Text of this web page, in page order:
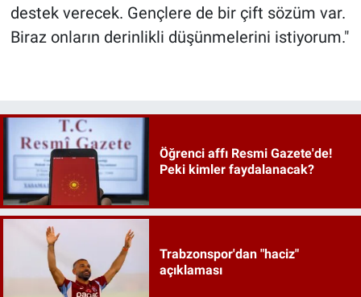
destek verecek. Gençlere de bir çift sözüm var.
Biraz onların derinlikli düşünmelerini istiyorum."
Öğrenci affı Resmi Gazete'de!
Peki kimler faydalanacak?
Trabzonspor'dan "haciz"
açıklaması